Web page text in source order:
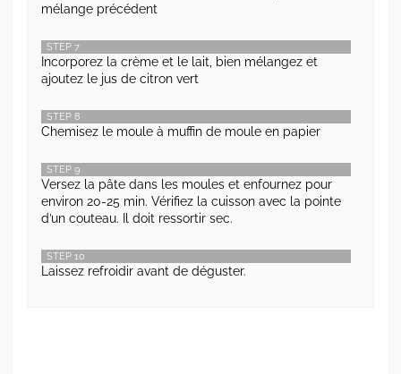
mélange précédent
STEP 7
Incorporez la crème et le lait, bien mélangez et
ajoutez le jus de citron vert
STEP 8
Chemisez le moule à muffin de moule en papier
STEP 9
Versez la pâte dans les moules et enfournez pour
environ 20-25 min. Vérifiez la cuisson avec la pointe
d’un couteau. Il doit ressortir sec.
STEP 10
Laissez refroidir avant de déguster.